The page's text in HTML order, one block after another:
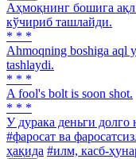
Аҳмоқнинг бошига
кўчириб ташлайди.
* * *
Аhmoqning boshiga aql
tashlaydi.
* * *
A fool's bolt is soon shot.
* * *
У дурака деньги долго
#фаросат ва
ҳақида #илм, касб-